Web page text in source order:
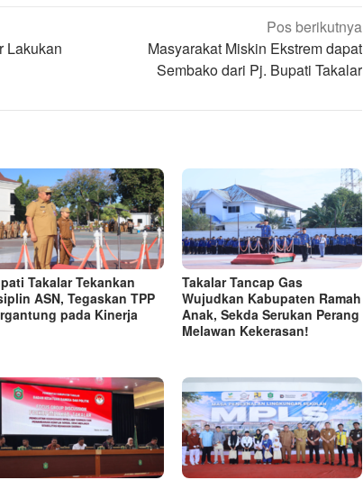
Lakukan
Pos berikutnya
Masyarakat Miskin Ekstrem dapat
Sembako dari Pj. Bupati Takalar
Takalar Tekankan
ASN, Tegaskan TPP
pada Kinerja
Takalar Tancap Gas
Wujudkan Kabupaten Ramah
Anak, Sekda Serukan Perang
Melawan Kekerasan!